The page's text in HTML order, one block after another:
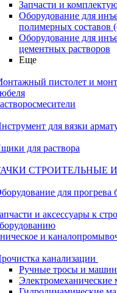
Запчасти и
Оборудование для
полимерных составов
Оборудование для
цементных растворов
Еще
пистолет и
для вязки
для раствора
СТРОИТЕЛЬНЫЕ
для прогрева
и аксессуары к
и
канализации
Ручные тросы и